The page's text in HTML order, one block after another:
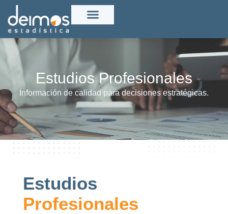
Estudios Profesionales
Información de calidad para decisiones estratégicas.
Estudios
Profesionales